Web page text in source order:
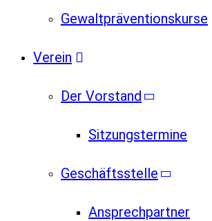
Gewaltpräventionskurse
Verein
Der Vorstand
Sitzungstermine
Geschäftsstelle
Ansprechpartner